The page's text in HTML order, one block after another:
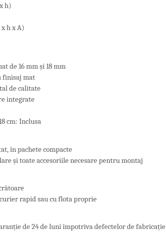
h)
h x A)
de 16 mm și 18 mm
finisaj mat
de calitate
integrate
cm: Inclusa
în pachete compacte
și toate accesoriile necesare pentru montaj
rapid sau cu flota proprie
de 24 de luni împotriva defectelor de fabricație